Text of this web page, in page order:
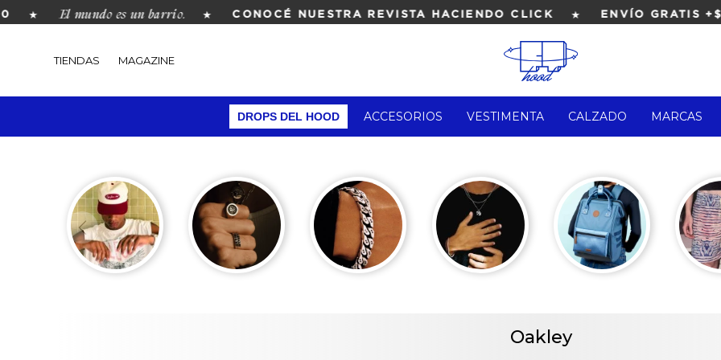
El mundo es un barrio. CONOCÉ NUESTRA REVISTA HACIENDO CLICK ENVÍO GRATIS
DROPS DEL HOOD ACCESORIOS VESTIMENTA CALZADO MARCAS
TIENDAS MAGAZINE
Oakley